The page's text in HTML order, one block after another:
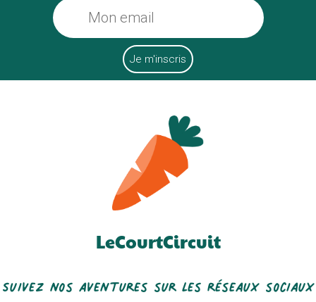
LeCourtCircuit
Suivez nos aventures sur les réseaux sociaux